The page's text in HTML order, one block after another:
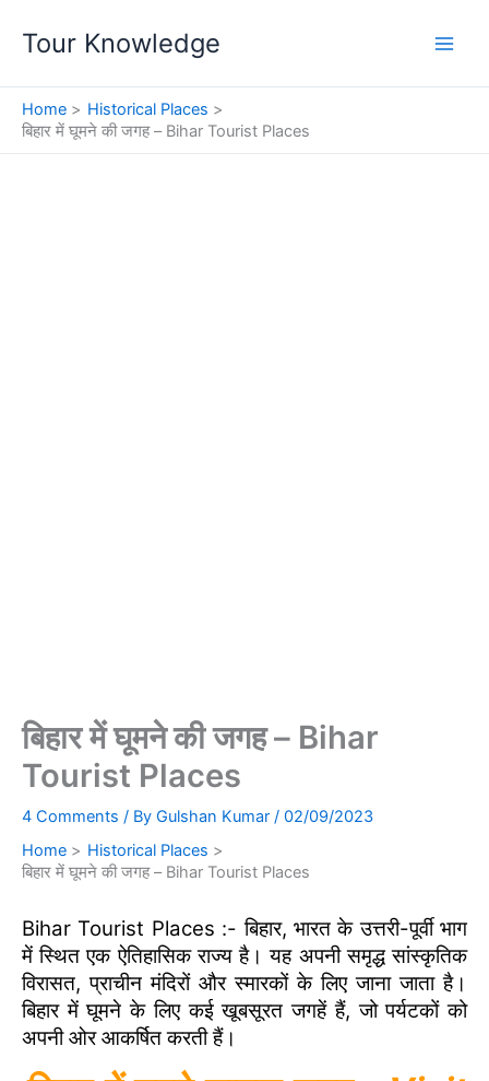
Tour Knowledge
Home
Historical Places
बिहार में घूमने की जगह – Bihar Tourist Places
बिहार में घूमने की जगह – Bihar
Tourist Places
4 Comments / By Gulshan Kumar / 02/09/2023
Home
Historical Places
बिहार में घूमने की जगह – Bihar Tourist Places
Bihar Tourist Places :- बिहार, भारत के उत्तरी-पूर्वी भाग
में स्थित एक ऐतिहासिक राज्य है। यह अपनी समृद्ध सांस्कृतिक
विरासत, प्राचीन मंदिरों और स्मारकों के लिए जाना जाता है।
बिहार में घूमने के लिए कई खूबसूरत जगहें हैं, जो पर्यटकों को
अपनी ओर आकर्षित करती हैं।